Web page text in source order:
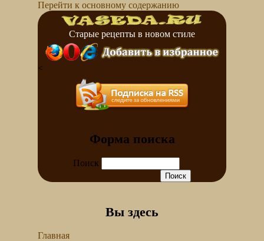
Перейти к основному содержанию
Старые рецепты в новом стиле
<
Форма поиска
Поиск
Вы здесь
Главная